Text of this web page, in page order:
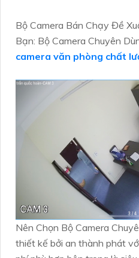
Bộ Camera Bán Chạy Đề
Bạn: Bộ Camera Chuyên
camera văn phòng chất
Nên Chọn Bộ Camera
thiết kế bởi an thành phát